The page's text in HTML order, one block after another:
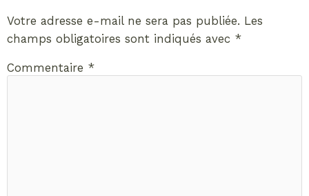
Votre adresse e-mail ne sera pas publiée. Les
champs obligatoires sont indiqués avec *
Commentaire *